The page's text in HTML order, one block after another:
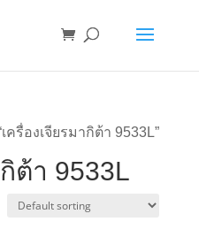
ครื่องเจียรมากิต้า 9533L”
ต้า 9533L